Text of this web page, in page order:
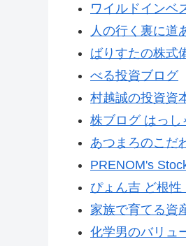
ワイルドインベ
人の行く裏に道
ばりすたの株式
べる投資ブログ
村越誠の投資資
株ブログ はっし
あつまろのこだ
PRENOM's
ぴょん吉 ど根性
家族で育てる資
化学男のバリュ